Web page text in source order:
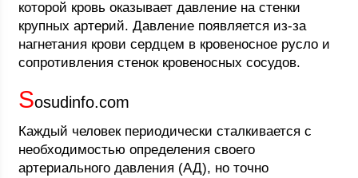
которой кровь оказывает давление на стенки
крупных артерий. Давление появляется из-за
нагнетания крови сердцем в кровеносное русло и
сопротивления стенок кровеносных сосудов.
Sosudinfo.com
Каждый человек периодически сталкивается с
необходимостью определения своего
артериального давления (АД), но точно